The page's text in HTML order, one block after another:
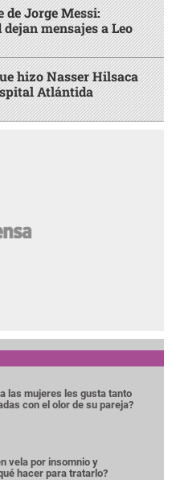
de Jorge Messi:
mensajes a Leo
hizo Nasser Hilsaca
Atlántida
las mujeres les gusta tanto
con el olor de su pareja?
vela por insomnio y
hacer para tratarlo?